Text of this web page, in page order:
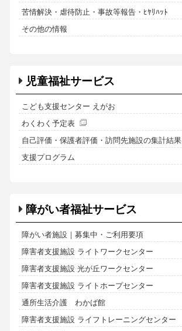
苦情解決・虐待防止・事故等報告・ﾋﾔﾘﾊｯﾄ
その他の情報
児童福祉サービス
こども支援センター えがお
わくわく予定表
自己評価・保護者評価・訪問先施設の集計結果
支援プログラム
障がい者福祉サービス
障がい者施設｜募集中・ご利用要項
障害者支援施設 ライトワークセンター
障害者支援施設 光が丘ワークセンター
障害者支援施設 ライトホープセンター
通所生活介護 わかば館
障害者支援施設 ライフトレーニングセンター